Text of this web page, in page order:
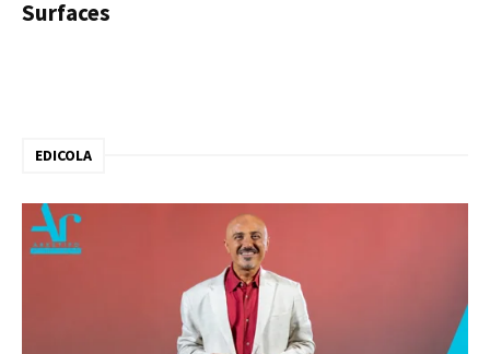
Surfaces
EDICOLA